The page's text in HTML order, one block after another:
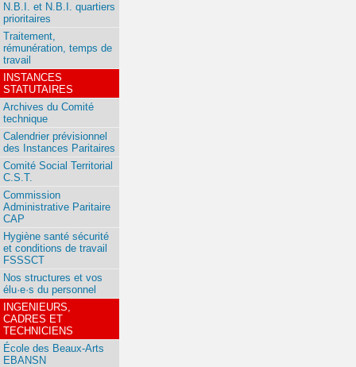
N.B.I. et N.B.I. quartiers
prioritaires
Traitement,
rémunération, temps de
travail
INSTANCES
STATUTAIRES
Archives du Comité
technique
Calendrier prévisionnel
des Instances Paritaires
Comité Social Territorial
C.S.T.
Commission
Administrative Paritaire
CAP
Hygiène santé sécurité
et conditions de travail
FSSSCT
Nos structures et vos
élu·e·s du personnel
INGENIEURS,
CADRES ET
TECHNICIENS
École des Beaux-Arts
EBANSN